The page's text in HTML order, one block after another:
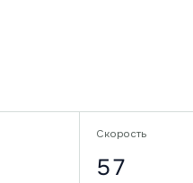
Скорость
57